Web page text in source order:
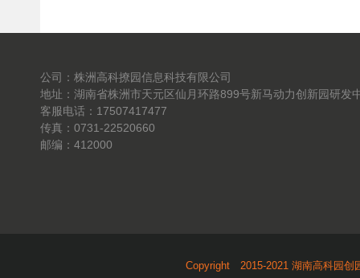
公司：株洲高科撩园信息科技有限公司
地址：湖南省株洲市天元区仙月环路899号新马动力创新园研发
客服电话：17507417477
传真：0731-22520660
邮编：412000
Copyright 2015-2021 湖南高科园创